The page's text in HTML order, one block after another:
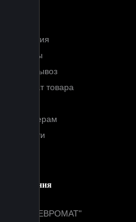
Гарантия
Отзывы
Самовывоз
Возврат товара
Партнерам
Новости
Компания
ООО "ЕВРОМАТ"